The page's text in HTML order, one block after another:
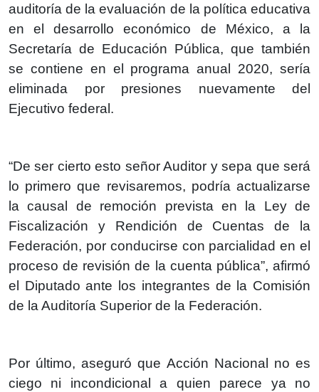
auditoría de la evaluación de la política educativa
en el desarrollo económico de México, a la
Secretaría de Educación Pública, que también
se contiene en el programa anual 2020, sería
eliminada por presiones nuevamente del
Ejecutivo federal.
“De ser cierto esto señor Auditor y sepa que será
lo primero que revisaremos, podría actualizarse
la causal de remoción prevista en la Ley de
Fiscalización y Rendición de Cuentas de la
Federación, por conducirse con parcialidad en el
proceso de revisión de la cuenta pública”, afirmó
el Diputado ante los integrantes de la Comisión
de la Auditoría Superior de la Federación.
Por último, aseguró que Acción Nacional no es
ciego ni incondicional a quien parece ya no